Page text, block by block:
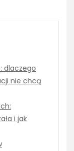
dlaczego
nie chcą
i jak